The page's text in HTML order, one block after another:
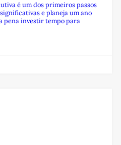
é um dos primeiros passos
e planeja um ano
pena investir tempo para